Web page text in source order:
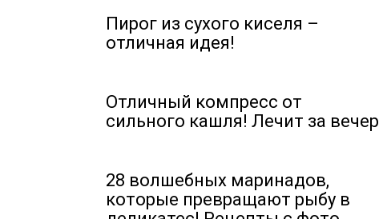
Пирог из сухого киселя –
отличная идея!
Отличный компресс от
сильного кашля! Лечит за вечер
28 волшебных маринадов,
которые превращают рыбу в